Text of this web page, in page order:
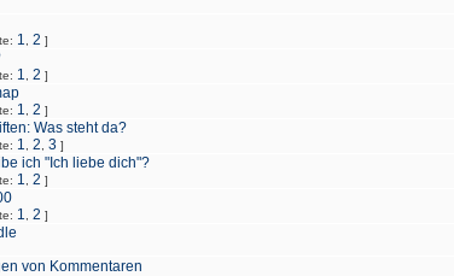
1 2 ]
1 2 ]
1 2 ]
Was steht da?
1 2 3 ]
ich "Ich liebe dich"?
1 2 ]
1 2 ]
von Kommentaren